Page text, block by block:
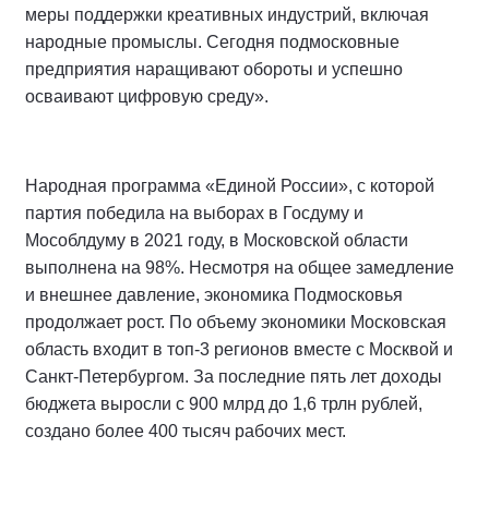
меры поддержки креативных индустрий, включая
народные промыслы. Сегодня подмосковные
предприятия наращивают обороты и успешно
осваивают цифровую среду».
Народная программа «Единой России», с которой
партия победила на выборах в Госдуму и
Мособлдуму в 2021 году, в Московской области
выполнена на 98%. Несмотря на общее замедление
и внешнее давление, экономика Подмосковья
продолжает рост. По объему экономики Московская
область входит в топ-3 регионов вместе с Москвой и
Санкт-Петербургом. За последние пять лет доходы
бюджета выросли с 900 млрд до 1,6 трлн рублей,
создано более 400 тысяч рабочих мест.